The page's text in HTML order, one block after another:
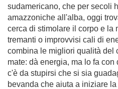
sudamericano, che per secoli
amazzoniche all'alba, oggi
cerca di stimolare il corpo e la
tremanti o improvvisi cali di
combina le migliori qualità del
mate: dà energia, ma lo fa
c'è da stupirsi che si sia
bevanda che aiuta a iniziare